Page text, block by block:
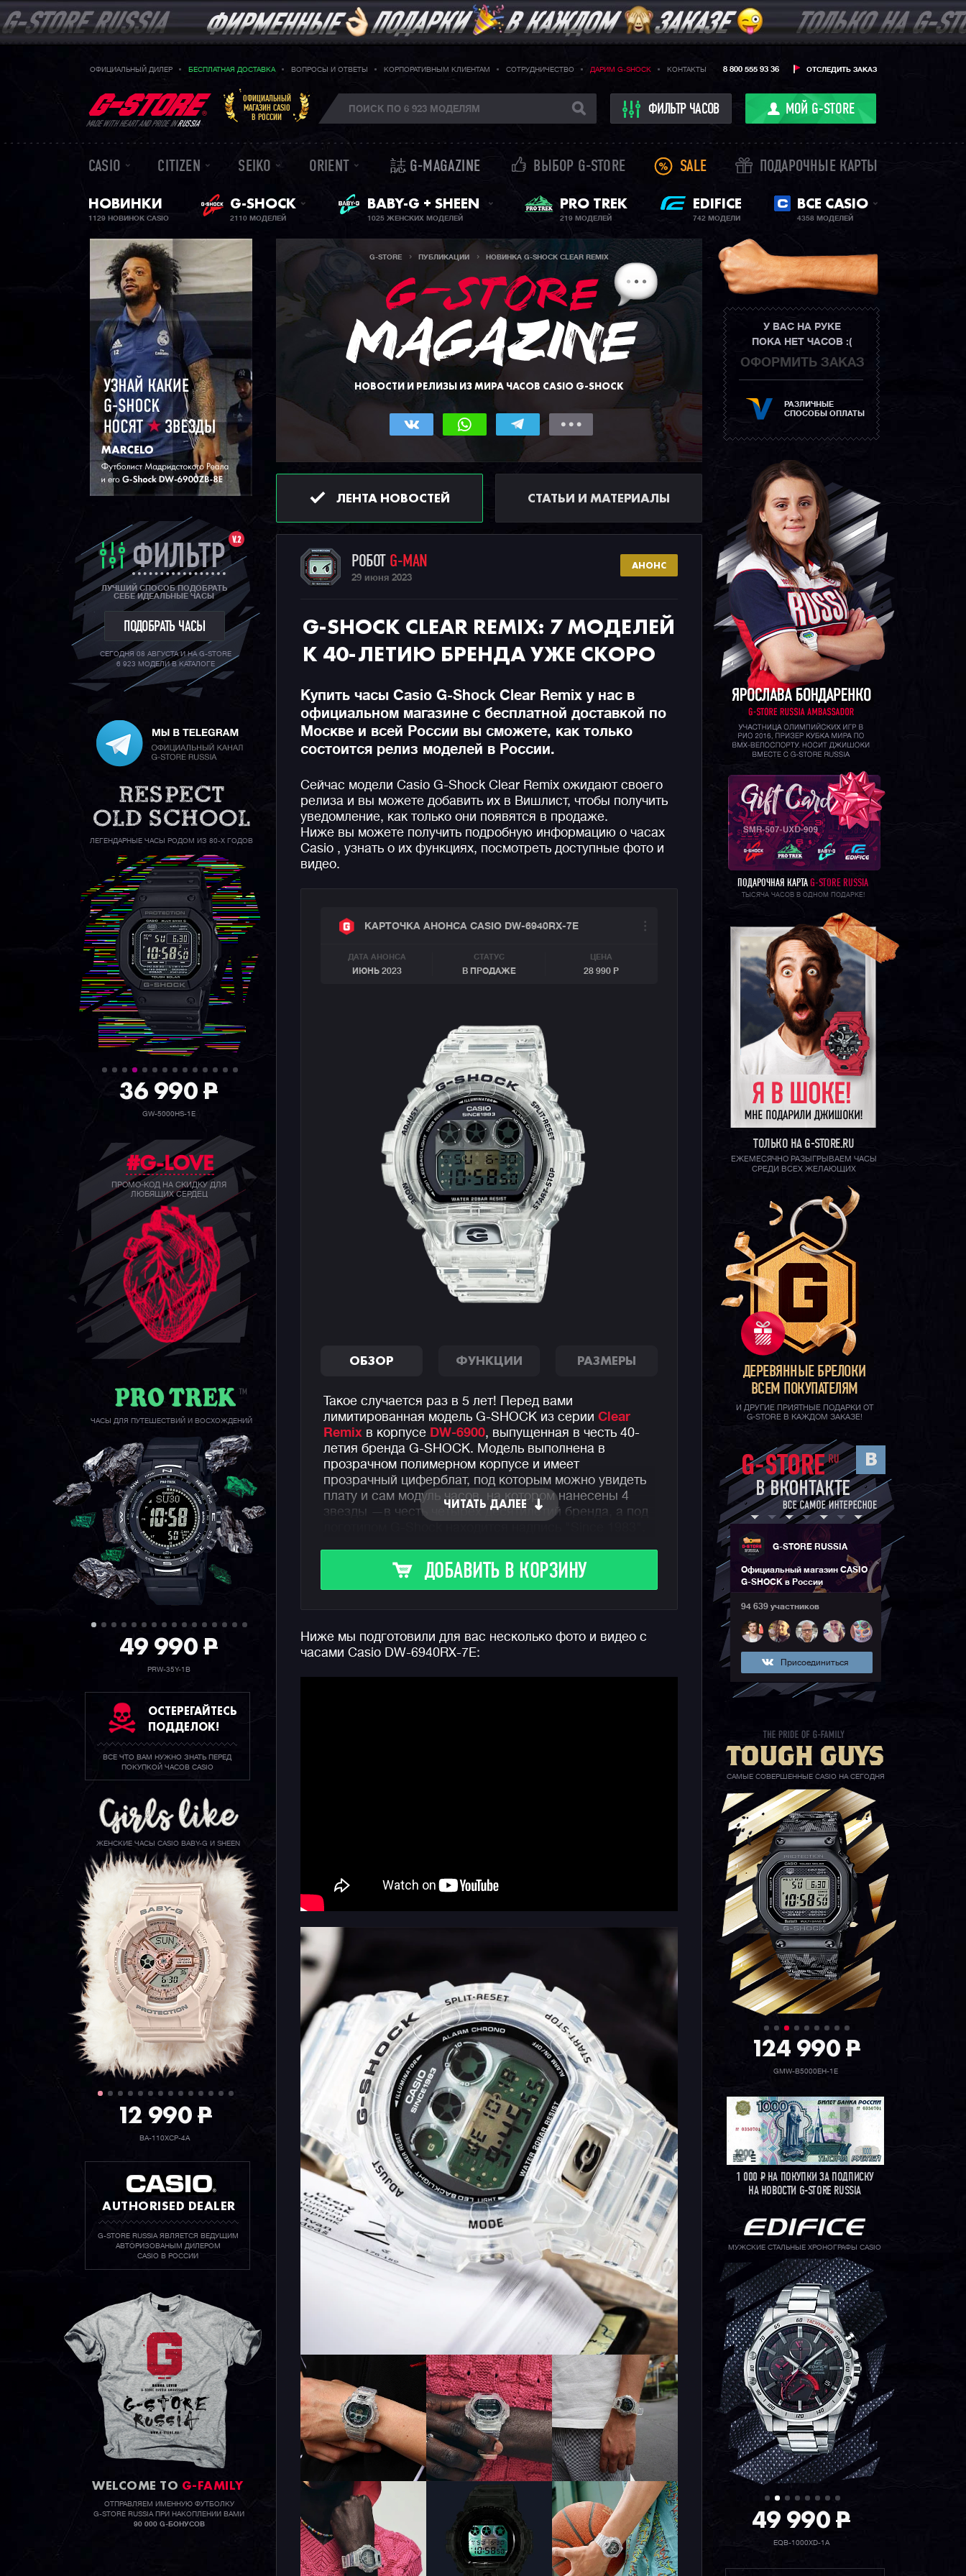
ОФИЦИАЛЬНЫЙ ДИЛЕР БЕСПЛАТНАЯ ДОСТАВКА ВОПРОСЫ И ОТВЕТЫ КОРПОРАТИВНЫМ КЛИЕНТАМ СОТРУДНИЧЕСТВО ДАРИМ G-SHOCK КОНТАКТЫ ОТСЛЕДИТЬ ЗАКАЗ
8 800 555 93 36
MADE WITH HEART AND PRIDE INRUSSIA
ОФИЦИАЛЬНЫЙ
МАГАЗИН CASIO
В РОССИИ
ФИЛЬТР ЧАСОВ МОЙ G-STORE
CASIO CITIZEN SEIKO ORIENT 誌 G-MAGAZINE ВЫБОР G-STORE SALE ПОДАРОЧНЫЕ КАРТЫ
НОВИНКИ
1129 НОВИНОК CASIO
G-SHOCK
2110 МОДЕЛЕЙ
BABY-G + SHEEN
ЖЕНСКИЕ ЧАСЫ
1025 ЖЕНСКИХ МОДЕЛЕЙ
PRO TREK
219 МОДЕЛЕЙ
EDIFICE
742 МОДЕЛИ
ВСЕ CASIO
4358 МОДЕЛЕЙ
V.2
ФИЛЬТР
ЛУЧШИЙ СПОСОБ ПОДОБРАТЬ
СЕБЕ ИДЕАЛЬНЫЕ ЧАСЫ
ПОДОБРАТЬ ЧАСЫ
СЕГОДНЯ 08 АВГУСТА И НА G-STORE
6 923 МОДЕЛИ В КАТАЛОГЕ
ЛЕГЕНДАРНЫЕ ЧАСЫ РОДОМ ИЗ 80-Х ГОДОВ
36 990P
GW-5000HS-1E
#G-LOVE
ПРОМО-КОД НА СКИДКУ ДЛЯ
ЛЮБЯЩИХ СЕРДЕЦ
ЧАСЫ ДЛЯ ПУТЕШЕСТВИЙ И ВОСХОЖДЕНИЙ
49 990P
PRW-35Y-1B
ОСТЕРЕГАЙТЕСЬ
ПОДДЕЛОК!
ВСЕ ЧТО ВАМ НУЖНО ЗНАТЬ ПЕРЕД
ПОКУПКОЙ ЧАСОВ CASIO
ЖЕНСКИЕ ЧАСЫ CASIO BABY-G И SHEEN
12 990P
BA-110XCP-4A
AUTHORISED DEALER
G-STORE RUSSIA ЯВЛЯЕТСЯ ВЕДУЩИМ
АВТОРИЗОВАНЫМ ДИЛЕРОМ
CASIO В РОССИИ
WELCOME TO G-FAMILY
ОТПРАВЛЯЕМ ИМЕННУЮ ФУТБОЛКУ
G-STORE RUSSIA ПРИ НАКОПЛЕНИИ ВАМИ
90 000 G-БОНУСОВ
G-STORE ПУБЛИКАЦИИ НОВИНКА G-SHOCK CLEAR REMIX
НОВОСТИ И РЕЛИЗЫ ИЗ МИРА ЧАСОВ CASIO G-SHOCK
ЛЕНТА НОВОСТЕЙ СТАТЬИ И МАТЕРИАЛЫ
РОБОТ G-MAN
29 июня 2023
АНОНС
G-SHOCK CLEAR REMIX: 7 МОДЕЛЕЙ
К 40-ЛЕТИЮ БРЕНДА УЖЕ СКОРО
Купить часы Casio G-Shock Clear Remix у нас в
официальном магазине с бесплатной доставкой по
Москве и всей России вы сможете, как только
состоится релиз моделей в России.
Сейчас модели Casio G-Shock Clear Remix ожидают своего
релиза и вы можете добавить их в Вишлист, чтобы получить
уведомление, как только они появятся в продаже.
Ниже вы можете получить подробную информацию о часах
Casio , узнать о их функциях, посмотреть доступные фото и
видео.
КАРТОЧКА АНОНСА CASIO DW-6940RX-7E
ДАТА АНОНСА
ИЮНЬ 2023
СТАТУС
В ПРОДАЖЕ
ЦЕНА
28 990 Р
ОБЗОР ФУНКЦИИ РАЗМЕРЫ
Такое случается раз в 5 лет! Перед вами
лимитированная модель G-SHOCK из серии Clear
Remix в корпусе DW-6900, выпущенная в честь 40-
летия бренда G-SHOCK. Модель выполнена в
прозрачном полимерном корпусе и имеет
прозрачный циферблат, под которым можно увидеть
плату и сам модуль часов, на котором нанесены 4
звезды —в честь четырех десятилетий бренда, а под
, но такой "полной прозрачности" мы еще не
цвета и гравировку задней крышки с лого юбилея
бренда. Не забываем и об особенном юбилейном
эпоха этой серии пришлись на двухтысячные.
Поэтому каждый новый релиз серии DW-6900
отзывается в нас особой ностальгией по первой
Серия DW-6900 — одна из самых харизматичных и
узнаваемых линеек джишок, а самый большой выбор
G-SHOCK DW-6900 в официальном магазине G-
STORE RUSSIA.
ЧИТАТЬ ДАЛЕЕ
ДОБАВИТЬ В КОРЗИНУ
Ниже мы подготовили для вас несколько фото и видео с
часами Casio DW-6940RX-7E:
У ВАС НА РУКЕ
ПОКА НЕТ ЧАСОВ :(
ОФОРМИТЬ ЗАКАЗ
РАЗЛИЧНЫЕ
СПОСОБЫ ОПЛАТЫ
ПОДАРОЧНАЯ КАРТА G-STORE RUSSIA
ТЫСЯЧА ЧАСОВ В ОДНОМ ПОДАРКЕ!
ТОЛЬКО НА G-STORE.RU
ЕЖЕМЕСЯЧНО РАЗЫГРЫВАЕМ ЧАСЫ
СРЕДИ ВСЕХ ЖЕЛАЮЩИХ
ДЕРЕВЯННЫЕ БРЕЛОКИ
ВСЕМ ПОКУПАТЕЛЯМ
И ДРУГИЕ ПРИЯТНЫЕ ПОДАРКИ ОТ
G-STORE В КАЖДОМ ЗАКАЗЕ!
G-STORE RUSSIA
Официальный магазин CASIO
G-SHOCK в России
94 639 участников
Присоединиться
САМЫЕ СОВЕРШЕННЫЕ CASIO НА СЕГОДНЯ
124 990P
GMW-B5000EH-1E
1 000РНА ПОКУПКИ ЗА ПОДПИСКУ
НА НОВОСТИ G-STORE RUSSIA
МУЖСКИЕ СТАЛЬНЫЕ ХРОНОГРАФЫ CASIO
49 990P
EQB-1000XD-1A